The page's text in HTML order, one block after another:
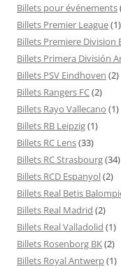
Billets pour événements
Billets Premier League(1)
Billets Premiere Division
Billets Primera División
Billets PSV Eindhoven (2)
Billets Rangers FC(2)
Billets Rayo Vallecano (1)
Billets RB Leipzig(1)
Billets RC Lens(33)
Billets RC Strasbourg(34)
Billets RCD Espanyol(2)
Billets Real Betis
Billets Real Madrid (2)
Billets Real Valladolid (1)
Billets Rosenborg BK(2)
Billets Royal Antwerp(1)